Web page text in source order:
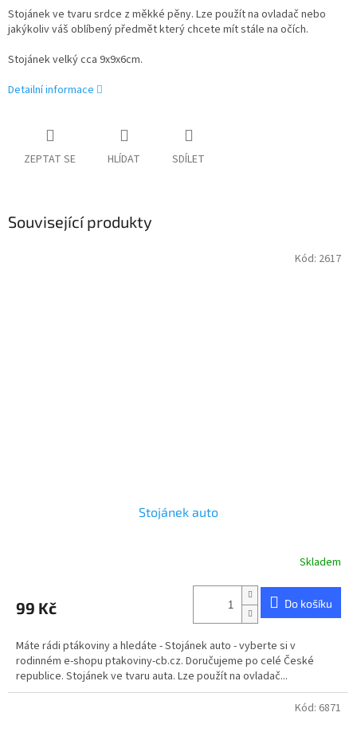
Stojánek ve tvaru srdce z měkké pěny. Lze použít na ovladač nebo
jakýkoliv váš oblíbený předmět který chcete mít stále na očích.
Stojánek velký cca 9x9x6cm.
Detailní informace
ZEPTAT SE HLÍDAT SDÍLET
Související produkty
Stojánek auto
Skladem
99 Kč Do košíku
Máte rádi ptákoviny a hledáte - Stojánek auto - vyberte si v
rodinném e-shopu ptakoviny-cb.cz. Doručujeme po celé České
republice. Stojánek ve tvaru auta. Lze použít na ovladač...
Kód: 2617
Kód: 6871